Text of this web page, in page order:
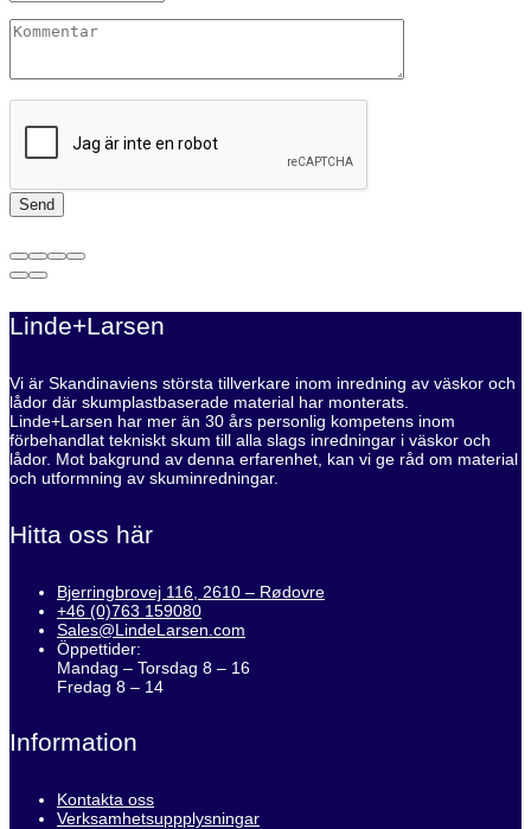
Linde+Larsen
Vi är Skandinaviens största tillverkare inom inredning av väskor och
lådor där skumplastbaserade material har monterats.
Linde+Larsen har mer än 30 års personlig kompetens inom
förbehandlat tekniskt skum till alla slags inredningar i väskor och
lådor. Mot bakgrund av denna erfarenhet, kan vi ge råd om material
och utformning av skuminredningar.
Hitta oss här
Bjerringbrovej 116, 2610 – Rødovre
+46 (0)763 159080
Sales@LindeLarsen.com
Öppettider:
Mandag – Torsdag 8 – 16
Fredag 8 – 14
Information
Kontakta oss
Verksamhetsuppplysningar